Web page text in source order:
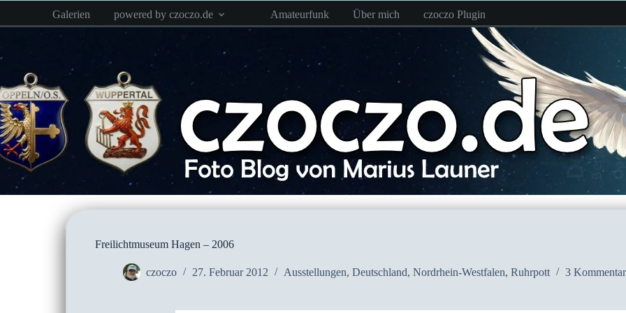
springen
Galerien powered by czoczo.de Amateurfunk Über mich czoczo Plugin
Freilichtmuseum Hagen – 2006
czoczo 27. Februar 2012 Ausstellungen, Deutschland, Nordrhein-Westfalen, Ruhrpott 3